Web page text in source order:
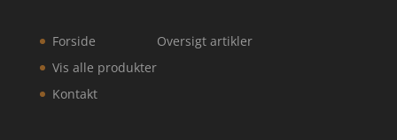
Forside
Vis alle produkter
Kontakt
Oversigt artikler